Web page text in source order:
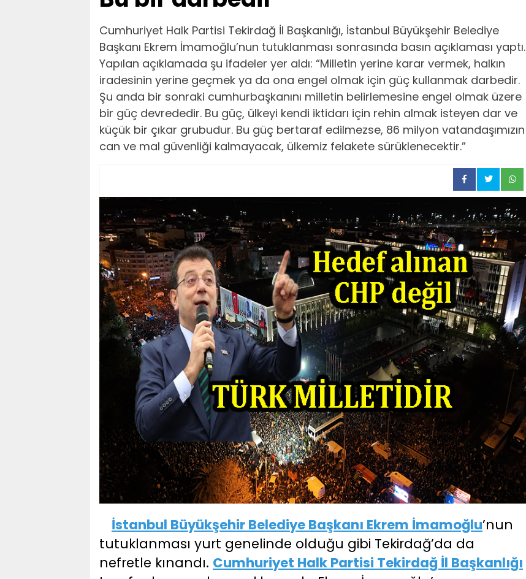
Cumhuriyet Halk Partisi Tekirdağ İl Başkanlığı, İstanbul Büyükşehir Belediye
Başkanı Ekrem İmamoğlu’nun tutuklanması sonrasında basın açıklaması yaptı.
Yapılan açıklamada şu ifadeler yer aldı: “Milletin yerine karar vermek, halkın
iradesinin yerine geçmek ya da ona engel olmak için güç kullanmak darbedir.
Şu anda bir sonraki cumhurbaşkanını milletin belirlemesine engel olmak üzere
bir güç devrededir. Bu güç, ülkeyi kendi iktidarı için rehin almak isteyen dar ve
küçük bir çıkar grubudur. Bu güç bertaraf edilmezse, 86 milyon vatandaşımızın
can ve mal güvenliği kalmayacak, ülkemiz felakete sürüklenecektir.”
İstanbul Büyükşehir Belediye Başkanı Ekrem İmamoğlu’nun
tutuklanması yurt genelinde olduğu gibi Tekirdağ’da da
nefretle kınandı. Cumhuriyet Halk Partisi Tekirdağ İl Başkanlığı